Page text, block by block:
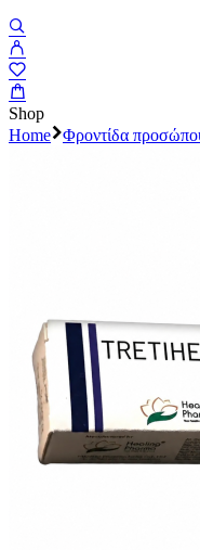
Shop
Home
Φροντίδα